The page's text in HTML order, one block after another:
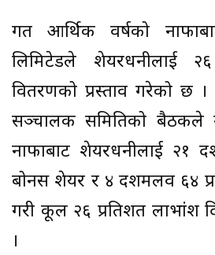
गत आर्थिक वर्षको
लिमिटेडले शेयरधनीलाई
वितरणको प्रस्ताव गरेको छ
सञ्चालक समितिको बैठकले
नाफाबाट शेयरधनीलाई २१
बोनस शेयर र ४ दशमलव ६४
गरी कूल २६ प्रतिशत लाभांश
।